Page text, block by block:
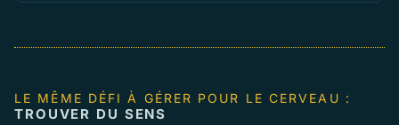
LE MÊME DÉFI À GÉRER POUR LE CERVEAU :
TROUVER DU SENS